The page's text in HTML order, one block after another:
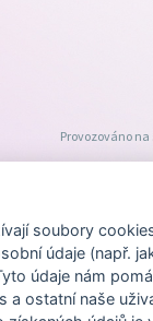
Provozováno
soubory
údaje (např.
údaje nám
a ostatní naše